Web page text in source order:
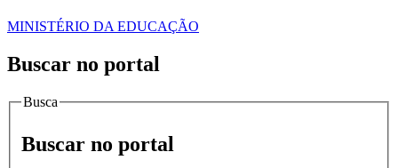
MINISTÉRIO DA EDUCAÇÃO
Buscar no portal
Busca
Buscar no portal